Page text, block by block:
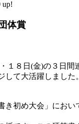
up!
体賞
１８日(金)の３日間
して大活躍しまし
初め大会」におい